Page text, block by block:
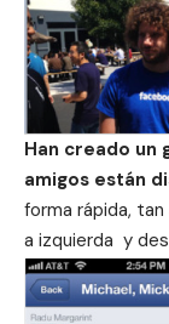
Han creado un
amigos están
forma rápida,
a izquierda y